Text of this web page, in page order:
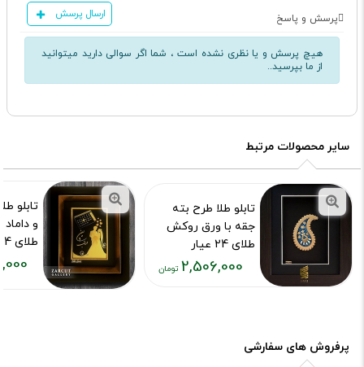
پرسش و پاسخ ارسال پرسش
هیچ پرسش و یا نظری نشده است ، شما اگر سوالی دارید میتوانید
از ما بپرسید..
سایر محصولات مرتبط
تابلو طلا طرح بته
جقه با ورق روکش
طلای 24 عیار
کد محصول :7021
2,506,000
تومان
تابلو
و
طلای 24 عیار
کد محصول
پرفروش های سفارشی